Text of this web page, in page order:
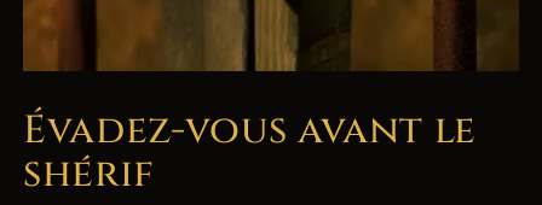
Évadez-vous avant le
shérif